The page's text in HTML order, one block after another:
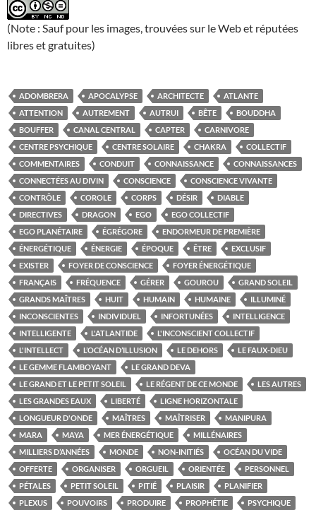
(Note : Sauf pour les images, trouvées sur le Web et réputées
libres et gratuites)
ADOMBRERA APOCALYPSE ARCHITECTE
ATLANTE
ATTENTION
AUTREMENT AUTRUI BÊTE
BOUDDHA
BOUFFER
CANAL CENTRAL CAPTER
CARNIVORE
CENTRE PSYCHIQUE
CENTRE SOLAIRE CHAKRA
COLLECTIF
COMMENTAIRES
CONDUIT CONNAISSANCE
CONNAISSANCES
CONNECTÉES AU DIVIN
CONSCIENCE
CONSCIENCE VIVANTE
CONTRÔLE
COROLE CORPS DÉSIR
DIABLE
DIRECTIVES
DRAGON EGO
EGO COLLECTIF
EGO PLANÉTAIRE
ÉGRÉGORE
ENDORMEUR DE PREMIÈRE
ÉNERGÉTIQUE
ÉNERGIE ÉPOQUE ÊTRE
EXCLUSIF
EXISTER
FOYER DE CONSCIENCE
FOYER ÉNERGÉTIQUE
FRANÇAIS
FRÉQUENCE GÉRER GOUROU
GRAND SOLEIL
GRANDS MAÎTRES
HUIT HUMAIN HUMAINE
ILLUMINÉ
INCONSCIENTES
INDIVIDUEL INFORTUNÉES
INTELLIGENCE
INTELLIGENTE
L'ATLANTIDE
L'INCONSCIENT COLLECTIF
L'INTELLECT
L’OCÉAN D’ILLUSION LE DEHORS
LE FAUX-DIEU
LE GEMME FLAMBOYANT
LE GRAND DEVA
LE GRAND ET LE PETIT SOLEIL
LE RÉGENT DE CE MONDE
LES AUTRES
LES GRANDES EAUX
LIBERTÉ
LIGNE HORIZONTALE
LONGUEUR D'ONDE
MAÎTRES MAÎTRISER
MANIPURA
MARA
MAYA MER ÉNERGÉTIQUE
MILLÉNAIRES
MILLIERS D’ANNÉES
MONDE NON-INITIÉS
OCÉAN DU VIDE
OFFERTE
ORGANISER ORGUEIL ORIENTÉE
PERSONNEL
PÉTALES
PETIT SOLEIL PITIÉ PLAISIR
PLANIFIER
PLEXUS
POUVOIRS PRODUIRE PROPHÉTIE PSYCHIQUE